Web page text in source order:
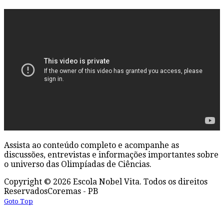
Assista ao conteúdo completo e acompanhe as
discussões, entrevistas e informações importantes sobre
o universo das Olimpíadas de Ciências.
Copyright © 2026 Escola Nobel Vita. Todos os direitos
ReservadosCoremas - PB
Goto Top